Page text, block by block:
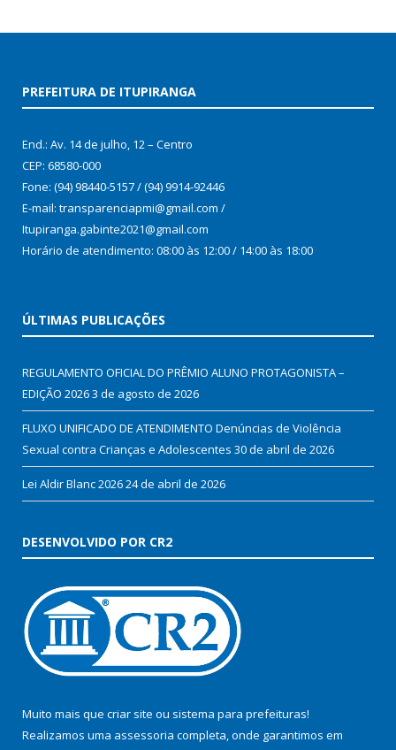
PREFEITURA DE ITUPIRANGA
End.: Av. 14 de julho, 12 – Centro
CEP: 68580-000
Fone: (94) 98440-5157 / (94) 9914-92446
E-mail: transparenciapmi@gmail.com /
Itupiranga.gabinte2021@gmail.com
Horário de atendimento: 08:00 às 12:00 / 14:00 às 18:00
ÚLTIMAS PUBLICAÇÕES
REGULAMENTO OFICIAL DO PRÊMIO ALUNO PROTAGONISTA –
EDIÇÃO 20263 de agosto de 2026
FLUXO UNIFICADO DE ATENDIMENTO Denúncias de Violência
Sexual contra Crianças e Adolescentes 30 de abril de 2026
Lei Aldir Blanc 202624 de abril de 2026
DESENVOLVIDO POR CR2
Muito mais que criar site ou sistema para prefeituras!
Realizamos uma assessoria completa, onde garantimos em